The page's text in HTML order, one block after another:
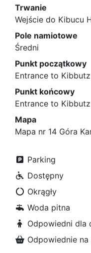
Trwanie
Wejście do Kibucu
Pole namiotowe
Średni
Punkt początkowy
Entrance to
Punkt końcowy
Entrance to
Mapa
Mapa nr 14 Góra
Parking
Dostępny
Okrągły
Woda pitna
Odpowiedni dla
Odpowiednie